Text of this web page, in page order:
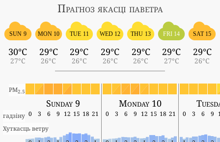
Прагноз якасці паветра
SUN 9
30°C
27°C
MON 10
29°C
26°C
TUE 11
29°C
26°C
WED 12
29°C
26°C
THU 13
29°C
26°C
FRI 14
29°C
27°C
SAT 15
29°C
26°C
PM2.5
Sunday 9 Monday 10
гадзіну 0 3 6 9 12 15 18 21 0 3 6 9 12 15 18 21 0 3 6 9
Хуткасць ветру